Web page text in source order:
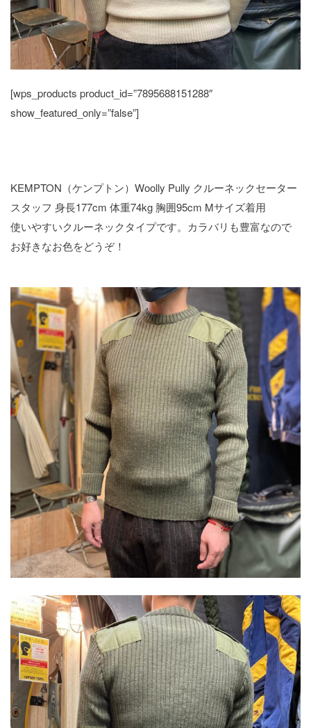
[wps_products product_id=”7895688151288″
show_featured_only=”false”]
KEMPTON（ケンプトン）Woolly Pully クルーネックセーター
スタッフ 身長177cm 体重74kg 胸囲95cm Mサイズ着用
使いやすいクルーネックタイプです。カラバリも豊富なので
お好きなお色をどうぞ！